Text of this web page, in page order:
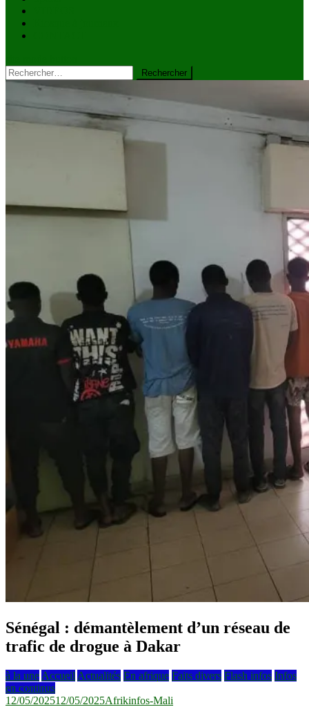
Rechercher :
Sénégal : démantèlement d’un réseau de
trafic de drogue à Dakar
à la une Accueil Actualités En afrique Faits divers Flash infos Infos
en continus
12/05/202512/05/2025Afrikinfos-Mali